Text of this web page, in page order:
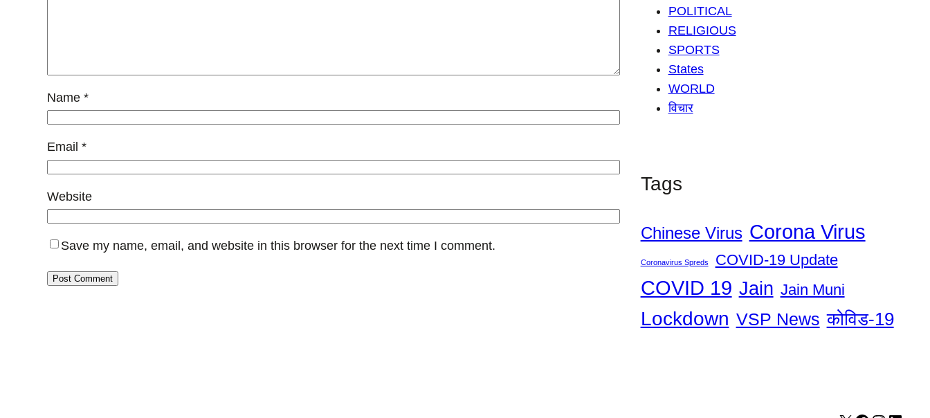
Name *
Email *
Website
Save my name, email, and website in this browser for the next time I comment.
POLITICAL
RELIGIOUS
SPORTS
States
WORLD
विचार
Tags
Chinese Virus Corona Virus
Coronavirus Spreds COVID-19 Update
COVID 19 Jain Jain Muni
Lockdown VSP News कोविड-19